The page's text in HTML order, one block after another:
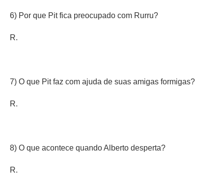
6) Por que Pit fica preocupado com Rurru?
R.
7) O que Pit faz com ajuda de suas amigas formigas?
R.
8) O que acontece quando Alberto desperta?
R.